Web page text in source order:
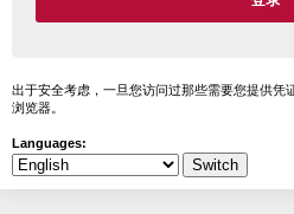
出于安全考虑，一旦您访问过那些需要您提供凭
浏览器。
Languages: